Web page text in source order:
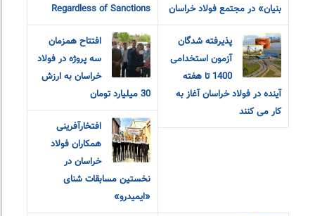
بنیان» در مجتمع فولاد خراسان
Regardless of Sanctions
پذیرفته شدگان
آزمون استخدامی
1400 تا هفته
آینده در فولاد خراسان آغاز به
کار می کنند
افتتاح همزمان
سه پروژه در فولاد
خراسان به ارزش
30 میلیارد تومان
افتخارآفرینی
همکاران فولاد
خراسان در
نخستین مسابقات شنای
«ایمیدرو»